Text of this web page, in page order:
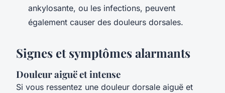
ankylosante, ou les infections, peuvent
également causer des douleurs dorsales.
Signes et symptômes alarmants
Douleur aiguë et intense
Si vous ressentez une douleur dorsale aiguë et